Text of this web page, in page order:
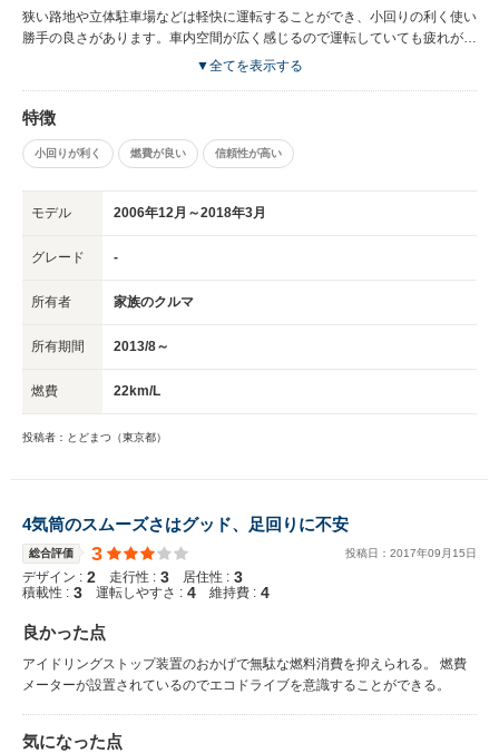
狭い路地や立体駐車場などは軽快に運転することができ、小回りの利く使い
勝手の良さがあります。車内空間が広く感じるので運転していても疲れが少
なく乗りやすい車です。 経済的なので通勤やセカンドカーで利用するのが
▼全てを表示する
特徴
小回りが利く 燃費が良い 信頼性が高い
モデル 2006年12月～2018年3月
グレード -
所有者 家族のクルマ
所有期間 2013/8～
燃費 22km/L
投稿者：とどまつ（東京都）
4気筒のスムーズさはグッド、足回りに不安
総合評価 3 投稿日： 2017年09 月 15日
デザイン : 2 走行性 : 3 居住性 : 3
積載性 : 3 運転しやすさ : 4 維持費 : 4
良かった点
アイドリングストップ装置のおかげで無駄な燃料消費を抑えられる。 燃費
メーターが設置されているのでエコドライブを意識することができる。
気になった点